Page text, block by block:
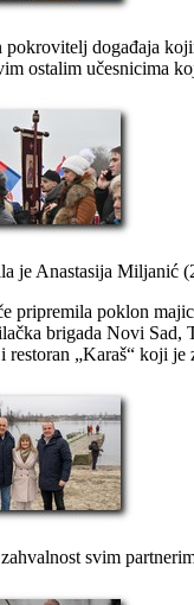
događaja
ostalim učesnicima
je Anastasija
pripremila poklon
brigada Novi
„Karaš“ koji
svim